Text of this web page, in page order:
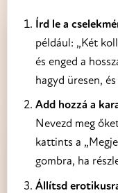
Írd le a
például: „Két
és enged a
hagyd üresen,
Add hozzá a
Nevezd meg
kattints a
gombra, ha
Állítsd